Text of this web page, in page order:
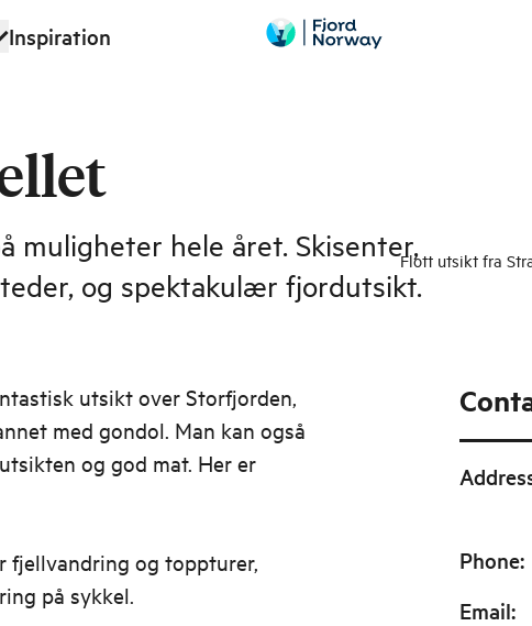
Inspiration
muligheter hele året. Skisenter,
og spektakulær fjordutsikt.
Flott utsikt fra
utsikt over Storfjorden,
med gondol. Man kan også
og god mat. Her er
fjellvandring og toppturer,
på sykkel.
Phone:
Email: